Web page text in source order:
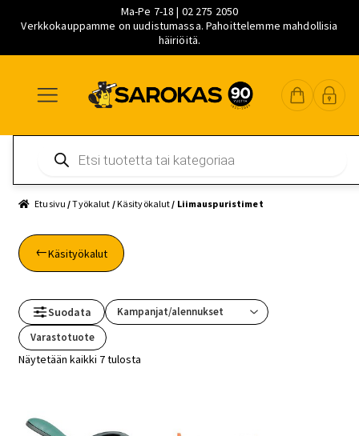
Ma-Pe 7-18 | 02 275 2050
Verkkokauppamme on uudistumassa. Pahoittelemme mahdollisia
häiriöitä.
navigointiin
sisältöön
pääsisältöön
search
Etusivu /Työkalut /Käsityökalut / Liimauspuristimet
Käsityökalut
Suodata
Varastotuote
Näytetään kaikki 7 tulosta